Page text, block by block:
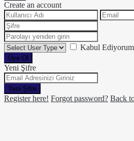
Create an account
Kabul Ediyorum
Üye Ol
Yeni Şifre
Yeni Şifre
Register here! Forgot password? Back